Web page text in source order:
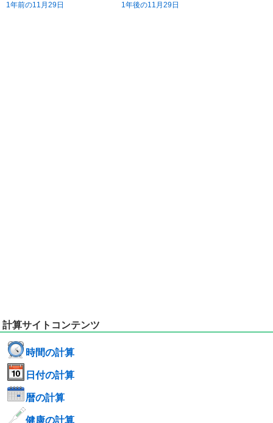
1年前の11月29日
1年後の11月29日
計算サイトコンテンツ
時間の計算
日付の計算
暦の計算
健康の計算